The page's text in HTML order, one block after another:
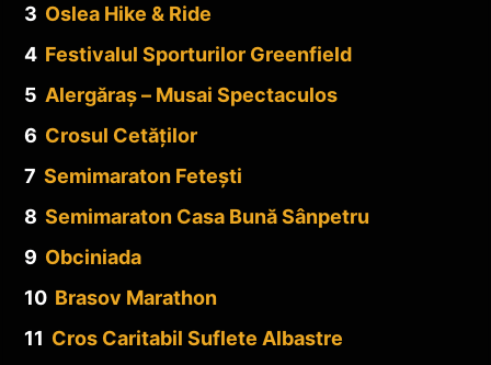
3 Oslea Hike & Ride
4 Festivalul Sporturilor Greenfield
5 Alergăraș – Musai Spectaculos
6 Crosul Cetăților
7 Semimaraton Fetești
8 Semimaraton Casa Bună Sânpetru
9 Obciniada
10 Brasov Marathon
11 Cros Caritabil Suflete Albastre